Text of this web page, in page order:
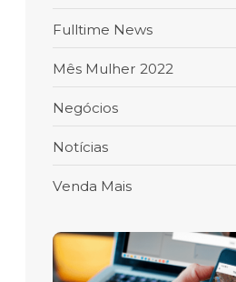
Fulltime News
Mês Mulher 2022
Negócios
Notícias
Venda Mais